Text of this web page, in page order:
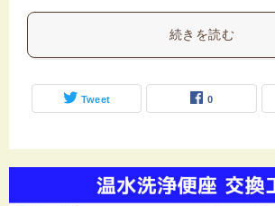
続きを読む
Tweet 0